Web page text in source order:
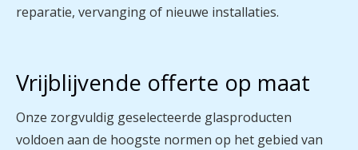
reparatie, vervanging of nieuwe installaties.
Vrijblijvende offerte op maat
Onze zorgvuldig geselecteerde glasproducten
voldoen aan de hoogste normen op het gebied van